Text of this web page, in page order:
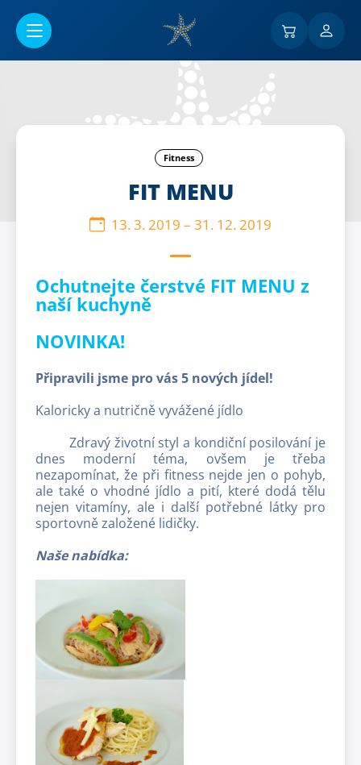
Fitness
FIT MENU
13. 3. 2019 – 31. 12. 2019
Ochutnejte čerstvé FIT MENU z
naší kuchyně
NOVINKA!
Připravili jsme pro vás 5 nových jídel!
Kaloricky a nutričně vyvážené jídlo
Zdravý životní styl a kondiční posilování je
dnes moderní téma, ovšem je třeba
nezapomínat, že při fitness nejde jen o pohyb,
ale také o vhodné jídlo a pití, které dodá tělu
nejen vitamíny, ale i další potřebné látky pro
sportovně založené lidičky.
Naše nabídka: